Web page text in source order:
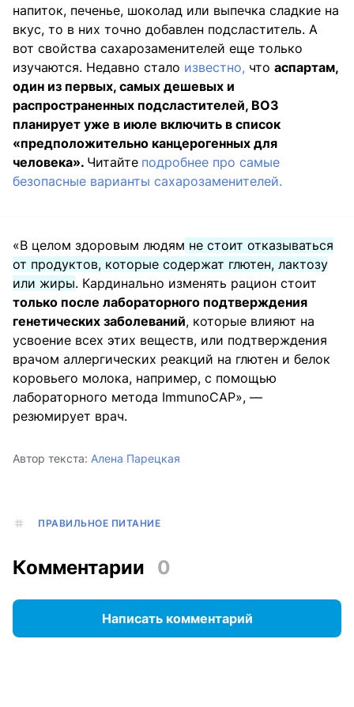
напиток, печенье, шоколад или выпечка сладкие на
вкус, то в них точно добавлен подсластитель. А
вот свойства сахарозаменителей еще только
изучаются. Недавно стало известно, что аспартам,
один из первых, самых дешевых и
распространенных подсластителей, ВОЗ
планирует уже в июле включить в список
«предположительно канцерогенных для
человека». Читайте подробнее про самые
безопасные варианты сахарозаменителей.
«В целом здоровым людям не стоит отказываться
от продуктов, которые содержат глютен, лактозу
или жиры. Кардинально изменять рацион стоит
только после лабораторного подтверждения
генетических заболеваний, которые влияют на
усвоение всех этих веществ, или подтверждения
врачом аллергических реакций на глютен и белок
коровьего молока, например, с помощью
лабораторного метода ImmunoCAP», —
резюмирует врач.
Автор текста: Алена Парецкая
ПРАВИЛЬНОЕ ПИТАНИЕ
Комментарии 0
Написать комментарий